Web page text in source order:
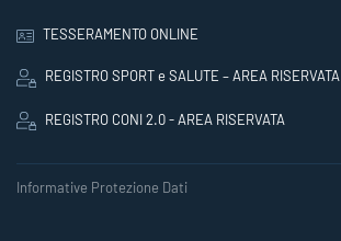
TESSERAMENTO ONLINE
REGISTRO SPORT e SALUTE – AREA RISERVATA
REGISTRO CONI 2.0 - AREA RISERVATA
Informative Protezione Dati